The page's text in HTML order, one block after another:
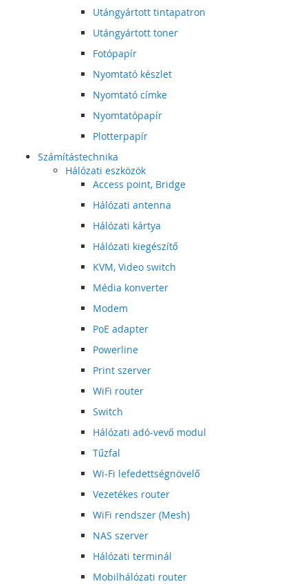
Utángyártott tintapatron
Utángyártott toner
Fotópapír
Nyomtató készlet
Nyomtató címke
Nyomtatópapír
Plotterpapír
Számítástechnika
Hálózati eszközök
Access point, Bridge
Hálózati antenna
Hálózati kártya
Hálózati kiegészítő
KVM, Video switch
Média konverter
Modem
PoE adapter
Powerline
Print szerver
WiFi router
Switch
Hálózati adó-vevő modul
Tűzfal
Wi-Fi lefedettségnövelő
Vezetékes router
WiFi rendszer (Mesh)
NAS szerver
Hálózati terminál
Mobilhálózati router